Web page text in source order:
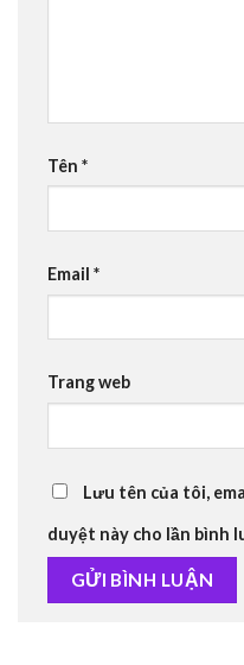
Tên *
Email *
Trang web
Lưu tên của tôi,
duyệt này cho lần bình